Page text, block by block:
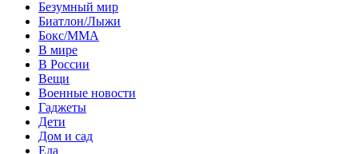
Безумный мир
Биатлон/Лыжи
Бокс/MMA
В мире
В России
Вещи
Военные новости
Гаджеты
Дети
Дом и сад
Еда